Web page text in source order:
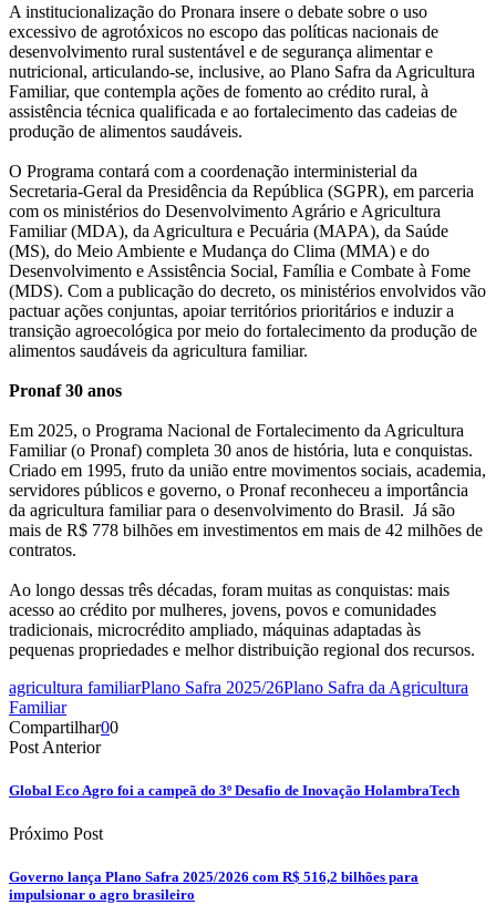
A institucionalização do Pronara insere o debate sobre o uso
excessivo de agrotóxicos no escopo das políticas nacionais de
desenvolvimento rural sustentável e de segurança alimentar e
nutricional, articulando-se, inclusive, ao Plano Safra da Agricultura
Familiar, que contempla ações de fomento ao crédito rural, à
assistência técnica qualificada e ao fortalecimento das cadeias de
produção de alimentos saudáveis.
O Programa contará com a coordenação interministerial da
Secretaria-Geral da Presidência da República (SGPR), em parceria
com os ministérios do Desenvolvimento Agrário e Agricultura
Familiar (MDA), da Agricultura e Pecuária (MAPA), da Saúde
(MS), do Meio Ambiente e Mudança do Clima (MMA) e do
Desenvolvimento e Assistência Social, Família e Combate à Fome
(MDS). Com a publicação do decreto, os ministérios envolvidos vão
pactuar ações conjuntas, apoiar territórios prioritários e induzir a
transição agroecológica por meio do fortalecimento da produção de
alimentos saudáveis da agricultura familiar.
Pronaf 30 anos
Em 2025, o Programa Nacional de Fortalecimento da Agricultura
Familiar (o Pronaf) completa 30 anos de história, luta e conquistas.
Criado em 1995, fruto da união entre movimentos sociais, academia,
servidores públicos e governo, o Pronaf reconheceu a importância
da agricultura familiar para o desenvolvimento do Brasil. Já são
mais de R$ 778 bilhões em investimentos em mais de 42 milhões de
contratos.
Ao longo dessas três décadas, foram muitas as conquistas: mais
acesso ao crédito por mulheres, jovens, povos e comunidades
tradicionais, microcrédito ampliado, máquinas adaptadas às
pequenas propriedades e melhor distribuição regional dos recursos.
agricultura familiarPlano Safra 2025/26Plano Safra da Agricultura
Familiar
Compartilhar00
Post Anterior
Global Eco Agro foi a campeã do 3º Desafio de Inovação HolambraTech
Próximo Post
Governo lança Plano Safra 2025/2026 com R$ 516,2 bilhões para
impulsionar o agro brasileiro